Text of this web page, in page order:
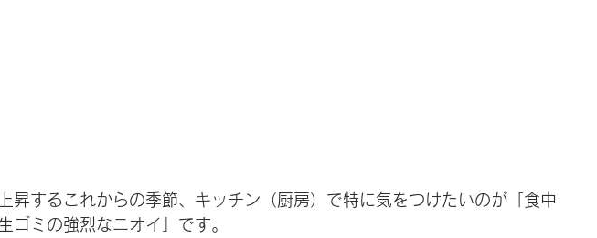
昇するこれからの季節、キッチン（厨房）で特に気をつけたいのが「食中
ゴミの強烈なニオイ」です。